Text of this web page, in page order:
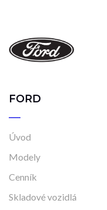
FORD
Úvod
Modely
Cenník
Skladové vozidlá